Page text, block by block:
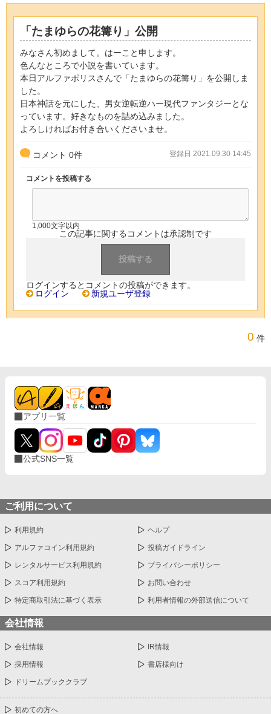
「たまゆらの花篝り」公開
みなさん初めまして。はーこと申します。
色んなところで小説を書いています。
本日アルファポリスさんで「たまゆらの花篝り」を公開しま
した。
日本神話を元にした、男女逆転逆ハー現代ファンタジーとな
っています。好きなものを詰め込みました。
よろしければお付き合いくださいませ。
コメント 0件 登録日 2021.09.30 14:45
コメントを投稿する
1,000文字以内
この記事に関するコメントは承認制です
ログインするとコメントの投稿ができます。
ログイン
新規ユーザ登録
0 件
アプリ一覧
公式SNS一覧
ご利用について
利用規約 ヘルプ
アルファコイン利用規約 投稿ガイドライン
レンタルサービス利用規約 プライバシーポリシー
スコア利用規約 お問い合わせ
特定商取引法に基づく表示 利用者情報の外部送信について
会社情報
会社情報 IR情報
採用情報 書店様向け
ドリームブッククラブ
初めての方へ